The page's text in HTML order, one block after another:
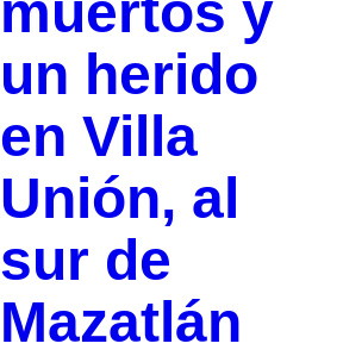
muertos y
un herido
en Villa
Unión, al
sur de
Mazatlán